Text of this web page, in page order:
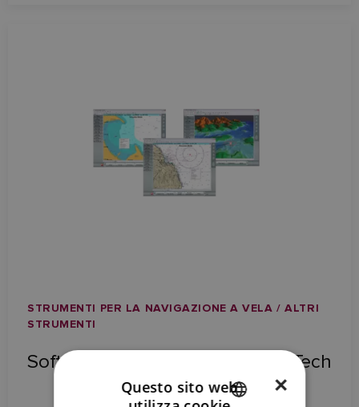
STRUMENTI PER LA NAVIGAZIONE A VELA / ALTRI
STRUMENTI
Software per la navigazione RayTech
×
Questo sito web